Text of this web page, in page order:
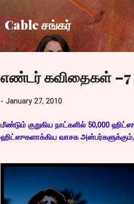
Cable சங்கர்
எண்டர் கவிதைகள் –7
- January 27, 2010
மீண்டும் குறுகிய நாட்களில் 50,000
ஹிட்ஸுகளாக்கிய வாசக